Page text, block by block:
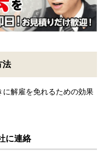
法
解雇を免れるための効果
に連絡